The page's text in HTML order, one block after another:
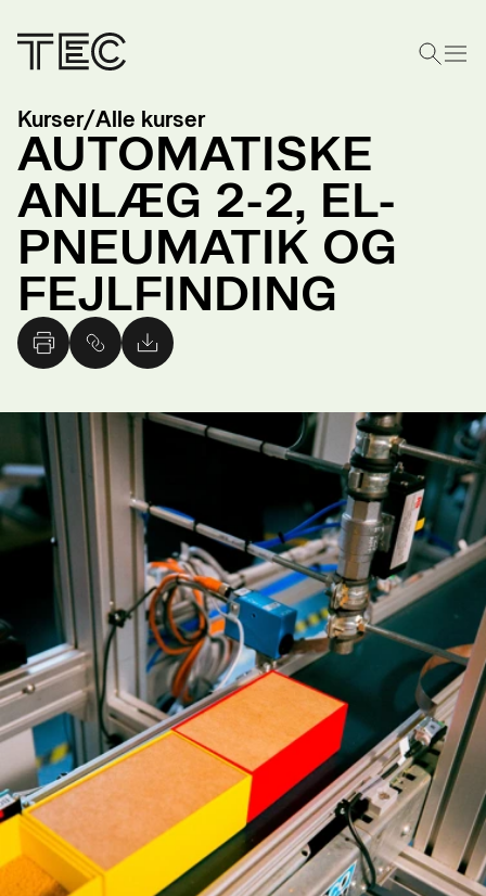
Kurser/Alle kurser
AUTOMATISKE
ANLÆG 2-2, EL-
PNEUMATIK OG
FEJLFINDING